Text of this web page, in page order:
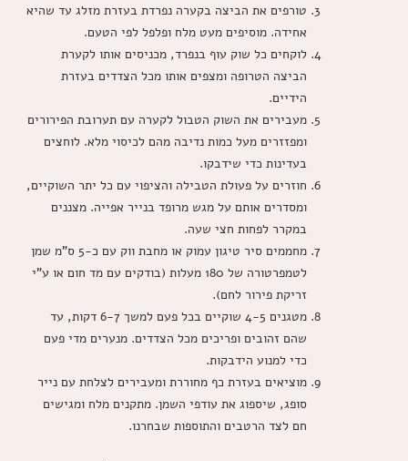
טורפים את הביצה בקערה נפרדת בעזרת מזלג עד שהיא
אחידה. מוסיפים מעט מלח ופלפל לפי הטעם.
לוקחים כל שוק עוף בנפרד, מכניסים אותו לקערת
הביצה הטרופה ומצפים אותו מכל הצדדים בעזרת
הידיים.
מעבירים את השוק הטבול לקערה עם תערובת הפירורים
ומפזזרים מעל כמות נדיבה מהם לכיסוי מלא. לוחצים
בעדינות כדי שידבקו.
חוזרים על פעולת הטבילה והציפוי עם כל יתר השוקיים,
ומסדרים אותם על מגש מרופד בנייר אפייה. מצננים
במקרר לפחות חצי שעה.
מחממים סיר טיגון עמוק או מחבת ווק עם כ-5 ס"מ שמן
לטמפרטורה של 180 מעלות (בודקים עם מד חום או ע"י
זריקת פירור לחם).
מטגנים 4-5 שוקיים בכל פעם למשך 6-7 דקות, עד
שהם זהובים ופריכים מכל הצדדים. מנערים מדי פעם
כדי למנוע הידבקות.
מוציאים בעזרת כף מחוררת ומעבירים לצלחת עם נייר
סופג, שיספוג את עודפי השמן. מתקנים מלח ומגישים
חם לצד הרטבים והתוספות שבחרנו.